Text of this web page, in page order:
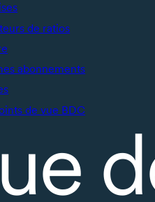
de ratios
abonnements
de vue BDC